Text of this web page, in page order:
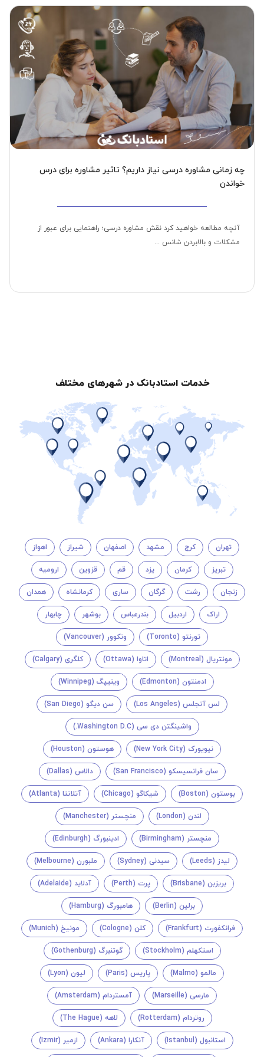
چه زمانی مشاوره درسی نیاز داریم؟ تاثیر مشاوره برای درس
خواندن
آنچه مطالعه خواهید کرد نقش مشاوره درسی؛ راهنمایی برای عبور از
مشکلات و بالابردن شانس ...
خدمات استادبانک در شهرهای مختلف
تهران کرج مشهد اصفهان شیراز اهواز
تبریز کرمان یزد قم قزوین ارومیه
زنجان رشت گرگان ساری کرمانشاه همدان
اراک اردبیل بندرعباس بوشهر چابهار
تورنتو (Toronto) ونکوور (Vancouver)
مونتريال (Montreal) اتاوا (Ottawa) کلگری (Calgary)
ادمنتون (Edmonton) وینیپگ (Winnipeg)
لس آنجلس (Los Angeles) سن دیگو (San Diego)
واشینگتن دی سی (Washington D.C.)
نیویورک (New York City) هوستون (Houston)
سان فرانسیسکو (San Francisco) دالاس (Dallas)
بوستون (Boston) شیکاگو (Chicago) آتلانتا (Atlanta)
لندن (London) منچستر (Manchester)
منچستر (Birmingham) ادینبورگ (Edinburgh)
لیدز (Leeds) سیدنی (Sydney) ملبورن (Melbourne)
بریزبن (Brisbane) پرت (Perth) آدلاید (Adelaide)
برلین (Berlin) هامبورگ (Hamburg)
فرانکفورت (Frankfurt) کلن (Cologne) مونیخ (Munich)
استکهلم (Stockholm) گوتنبرگ (Gothenburg)
مالمو (Malmo) پاریس (Paris) لیون (Lyon)
مارسی (Marseille) آمستردام (Amsterdam)
روتردام (Rotterdam) لاهه (The Hague)
استانبول (Istanbul) آنکارا (Ankara) ازمیر (Izmir)